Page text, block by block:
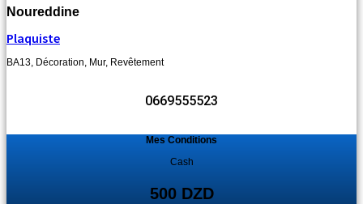
Noureddine
Plaquiste
BA13, Décoration, Mur, Revêtement
0669555523
Mes Conditions
Cash
500 DZD